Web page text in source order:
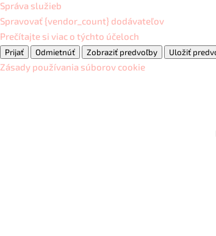
Správa služieb
Spravovať {vendor_count} dodávateľov
Prečítajte si viac o týchto účeloch
Prijať Odmietnúť Zobraziť predvoľby Uložiť
Zásady používania súborov cookie